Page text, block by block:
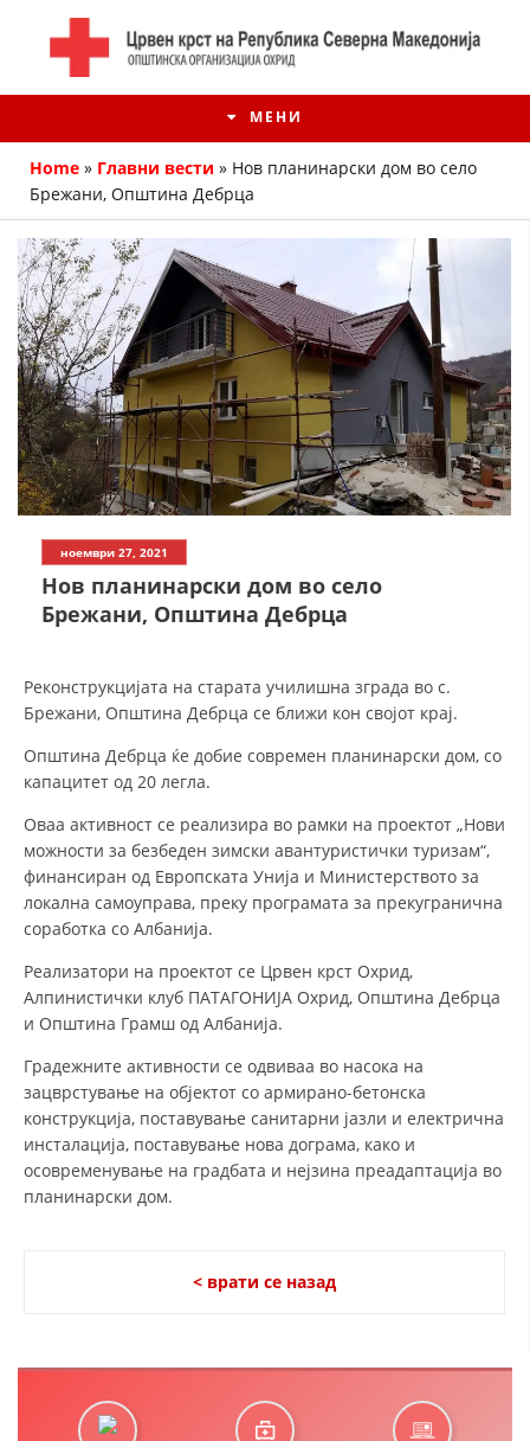
МЕНИ
ИСТОРИЈАТ НА ЦКРМ
ИСТОРИЈАТ НА ДВИЖЕЊЕТО
СТРУКТУРА НА ОРГАНИЗАЦИЈАТА
КОНТАКТ ИНФОРМАЦИИ
ЧЛЕНСТВО ВО ПРОФЕСИОНАЛНИ ТЕЛА
ЗАКОН ЗА ЦКРМ
ОРГАНИЗАЦИЈА И РАЗВОЈ
СОБРАНИЕ
ДИСЕМИНАЦИЈА
ПРОМОЦИЈА НА ХУМАНИ ВРЕДНОСТИ
ТИМОВИ НА ООЦК ОХРИД
Home » Главни вести » Нов планинарски дом во село
Брежани, Општина Дебрца
ноември 27, 2021
Нов планинарски дом во село
Брежани, Општина Дебрца
Реконструкцијата на старата училишна зграда во с.
Брежани, Општина Дебрца се ближи кон својот крај.
Општина Дебрца ќе добие современ планинарски дом, со
капацитет од 20 легла.
Оваа активност се реализира во рамки на проектот „Нови
можности за безбеден зимски авантуристички туризам“,
финансиран од Европската Унија и Министерството за
локална самоуправа, преку програмата за прекугранична
соработка со Албанија.
Реализатори на проектот се Црвен крст Охрид,
Алпинистички клуб ПАТАГОНИЈА Охрид, Општина Дебрца
и Општина Грамш од Албанија.
Градежните активности се одвиваа во насока на
зацврстување на објектот со армирано-бетонска
конструкција, поставување санитарни јазли и електрична
инсталација, поставување нова дограма, како и
осовременување на градбата и нејзина преадаптација во
планинарски дом.
< врати се назад